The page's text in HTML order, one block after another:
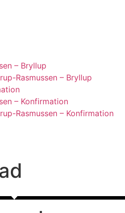
– Bryllup
Rasmussen – Bryllup
– Konfirmation
Rasmussen – Konfirmation